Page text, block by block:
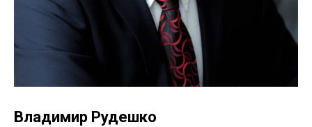
Владимир Рудешко